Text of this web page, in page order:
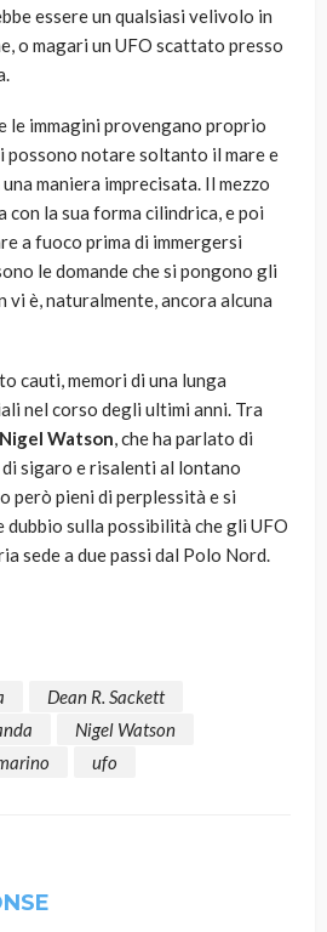
essere un qualsiasi velivolo in
o magari un UFO scattato presso
le immagini provengano proprio
possono notare soltanto il mare e
maniera imprecisata. Il mezzo
con la sua forma cilindrica, e poi
a fuoco prima di immergersi
le domande che si pongono gli
vi è, naturalmente, ancora alcuna
cauti, memori di una lunga
nel corso degli ultimi anni. Tra
Nigel Watson, che ha parlato di
sigaro e risalenti al lontano
però pieni di perplessità e si
dubbio sulla possibilità che gli UFO
sede a due passi dal Polo Nord.
Dean R. Sackett
Nigel Watson
ufo